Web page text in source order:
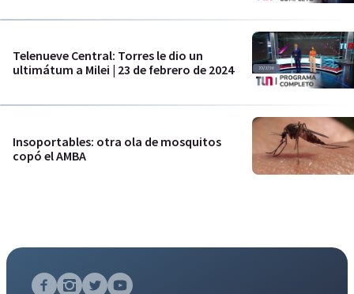
Telenueve Central: Torres le dio un
ultimátum a Milei | 23 de febrero de 2024
Insoportables: otra ola de mosquitos
copó el AMBA